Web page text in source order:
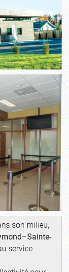
son milieu,
service